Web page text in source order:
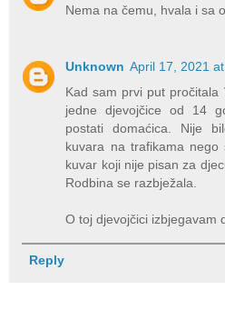
Nema na čemu, hvala i sa
Unknown April 17, 2021
Kad sam prvi put pročitala
jedne djevojčice od 14
postati domaćica. Nije
kuvara na trafikama nego
kuvar koji nije pisan za
Rodbina se razbježala.
O toj djevojčici izbjegavam
Reply